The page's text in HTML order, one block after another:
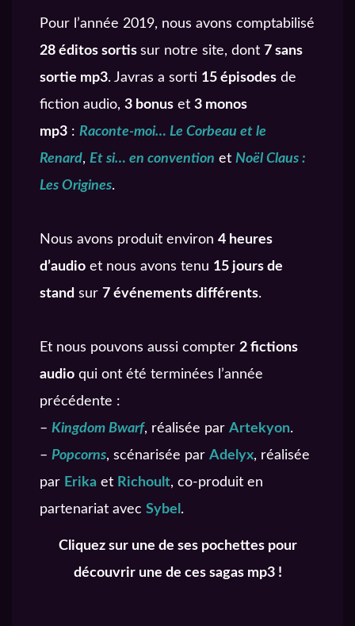
Pour l’année 2019, nous avons comptabilisé
28 éditos sortis sur notre site, dont 7 sans
sortie mp3. Javras a sorti 15 épisodes de
fiction audio, 3 bonus et 3 monos
mp3 : Raconte-moi… Le Corbeau et le
Renard, Et si… en convention et Noël Claus :
Les Origines.
Nous avons produit environ 4 heures
d’audio et nous avons tenu 15 jours de
stand sur 7 événements différents.
Et nous pouvons aussi compter 2 fictions
audio qui ont été terminées l’année
précédente :
– Kingdom Bwarf, réalisée par Artekyon.
– Popcorns, scénarisée par Adelyx, réalisée
par Erika et Richoult, co-produit en
partenariat avec Sybel .
Cliquez sur une de ses pochettes pour
découvrir une de ces sagas mp3 !